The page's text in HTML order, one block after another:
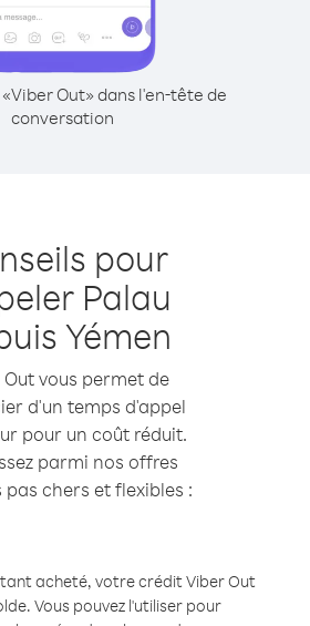
Out» dans l'en-tête de
conversation
pour
Palau
Yémen
vous permet de
d'un temps d'appel
pour un coût réduit.
parmi nos offres
pas chers et flexibles :
acheté, votre crédit Viber Out
Vous pouvez l'utiliser pour